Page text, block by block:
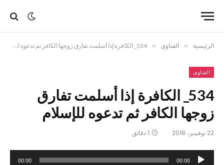
الرئيسية » الفتاوى » 534_ الكافرة إذا أسلمت تفارق زوجها الكافر ثم تدعوه للإسلام
الفتاوى
534_ الكافرة إذا أسلمت تفارق
زوجها الكافر ثم تدعوه للإسلام
22 نوفمبر، 2018 1 دقائق
مشغل
00:00
00:00